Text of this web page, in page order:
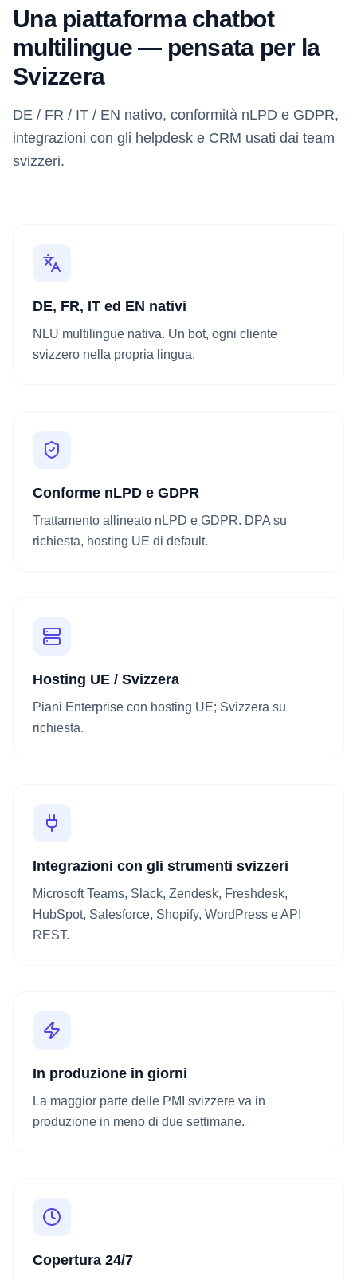
Una piattaforma chatbot
multilingue — pensata per la
Svizzera
DE / FR / IT / EN nativo, conformità nLPD e GDPR,
integrazioni con gli helpdesk e CRM usati dai team
svizzeri.
DE, FR, IT ed EN nativi
NLU multilingue nativa. Un bot, ogni cliente
svizzero nella propria lingua.
Conforme nLPD e GDPR
Trattamento allineato nLPD e GDPR. DPA su
richiesta, hosting UE di default.
Hosting UE / Svizzera
Piani Enterprise con hosting UE; Svizzera su
richiesta.
Integrazioni con gli strumenti svizzeri
Microsoft Teams, Slack, Zendesk, Freshdesk,
HubSpot, Salesforce, Shopify, WordPress e API
REST.
In produzione in giorni
La maggior parte delle PMI svizzere va in
produzione in meno di due settimane.
Copertura 24/7